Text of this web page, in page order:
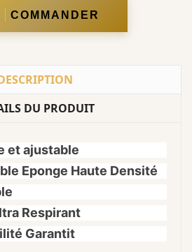
COMMANDER
DU PRODUIT
et ajustable
Eponge Haute Densité
Respirant
Garantit